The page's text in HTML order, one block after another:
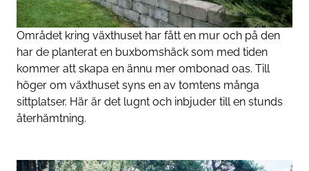
Området kring växthuset har fått en mur och på den
har de planterat en buxbomshäck som med tiden
kommer att skapa en ännu mer ombonad oas. Till
höger om växthuset syns en av tomtens många
sittplatser. Här är det lugnt och inbjuder till en stunds
återhämtning.